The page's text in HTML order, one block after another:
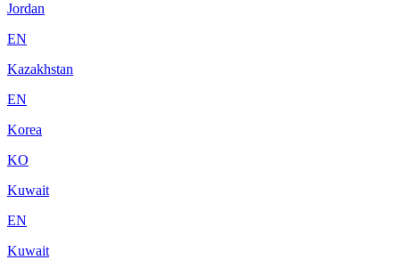
Jordan
EN
Kazakhstan
EN
Korea
KO
Kuwait
EN
Kuwait